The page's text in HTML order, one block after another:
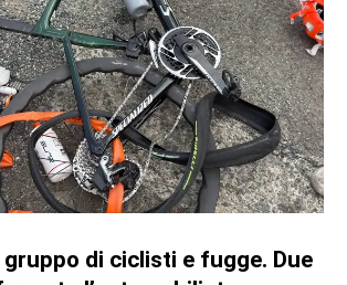
di ciclisti e fugge. Due